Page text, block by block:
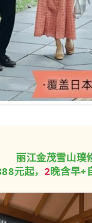
丽江金茂雪山璞
元起， 2晚含早+